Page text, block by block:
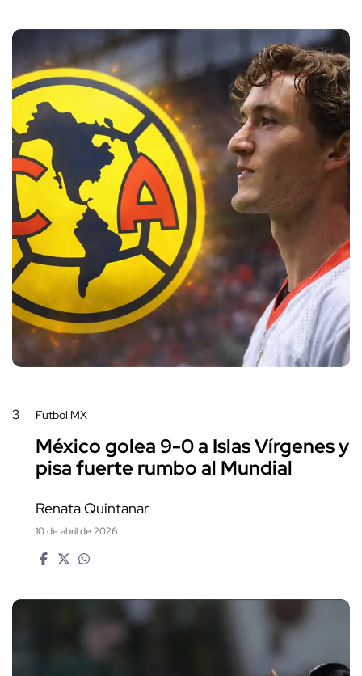
3 Futbol MX
México golea 9-0 a Islas Vírgenes y
pisa fuerte rumbo al Mundial
Renata Quintanar
10 de abril de 2026